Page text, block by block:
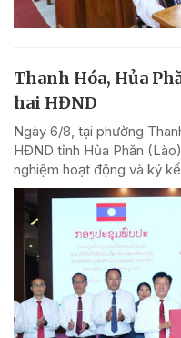
Thanh Hóa, Hủa
hai HĐND
Ngày 6/8, tại phường
HĐND tỉnh Hủa Phăn
nghiệm hoạt động và ký